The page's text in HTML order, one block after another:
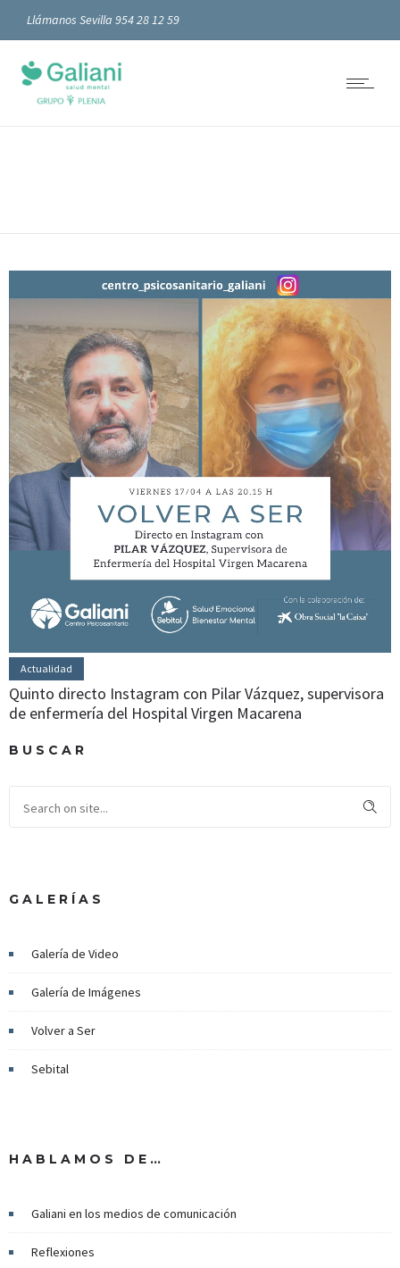
Llámanos Sevilla 954 28 12 59
Actualidad
Quinto directo Instagram con Pilar Vázquez, supervisora
de enfermería del Hospital Virgen Macarena
BUSCAR
GALERÍAS
Galería de Video
Galería de Imágenes
Volver a Ser
Sebital
HABLAMOS DE…
Galiani en los medios de comunicación
Reflexiones